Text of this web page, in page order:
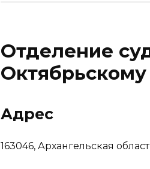
Отделение
Октябрьскому
Адрес
163046, Архангельская